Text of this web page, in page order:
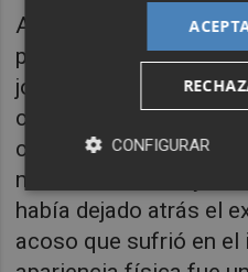
Además, Estefanía
primera persona como
joven. Llegó a pesar
cumplidos los 15
claro, obesidad. Dos
marcaba 68 kilos y su
había dejado atrás el
acoso que sufrió en
CONFIGURAR